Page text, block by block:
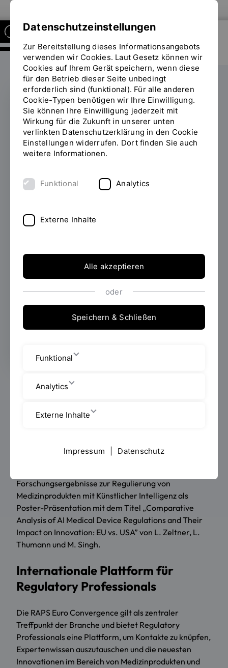
RESEARCH CENTER OF
BIOMEDICAL ENGINEERING
RAI MD präsentiert
Forschung zur KI-
Medizinprodukte-
Regulierung bei der
RAPS Euro
Convergence 2026 in
Lissabon
13.05.2026Das Laboratory for Regulatory
Affairs and Innovation for Medical Devices
(RAI MD) des RCBE stellte bei der größten
europäischen Regulatory-Affairs-Konferenz
eine Vergleichsanalyse der KI-
Medizinprodukte-Regulierung in der EU und
den USA vor.
Vom 5. bis 8. Mai 2026 fand in Lissabon die
Konferenz für Regulatory Affairs in Europa. Im
and Innovation for Medical Devices (RAI MD) des
Research Centers of Biomedical Engineering
Forschungsergebnisse zur Regulierung von
Medizinprodukten mit Künstlicher Intelligenz als
Poster-Präsentation mit dem Titel „Comparative
Analysis of AI Medical Device Regulations and Their
Impact on Innovation: EU vs. USA” von L. Zeltner, L.
Thumann und M. Singh.
Internationale Plattform für
Regulatory Professionals
Die RAPS Euro Convergence gilt als zentraler
Treffpunkt der Branche und bietet Regulatory
Professionals eine Plattform, um Kontakte zu knüpfen,
Expertenwissen auszutauschen und die neuesten
Innovationen im Bereich von Medizinprodukten und
Datenschutzeinstellungen
Zur Bereitstellung dieses Informationsangebots
verwenden wir Cookies. Laut Gesetz können wir
Cookies auf Ihrem Gerät speichern, wenn diese
für den Betrieb dieser Seite unbedingt
erforderlich sind (funktional). Für alle anderen
Cookie-Typen benötigen wir Ihre Einwilligung.
Sie können Ihre Einwilligung jederzeit mit
Wirkung für die Zukunft in unserer unten
verlinkten Datenschutzerklärung in den Cookie
Einstellungen widerrufen. Dort finden Sie auch
weitere Informationen.
Funktional Analytics
Externe Inhalte
Alle akzeptieren
oder
Speichern & Schließen
Funktional
Analytics
Externe Inhalte
Impressum Datenschutz